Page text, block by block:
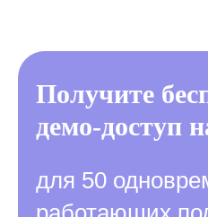
Получите
демо-доступ
для 50